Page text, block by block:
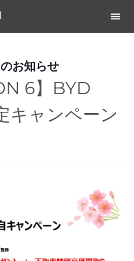
お知らせ
6】BYD
キャンペーン